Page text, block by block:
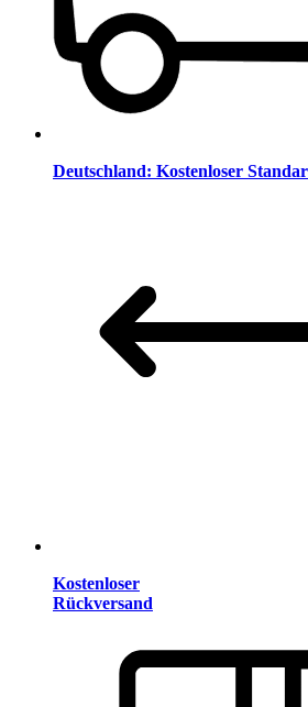
Deutschland: Kostenloser
Kostenloser
Rückversand